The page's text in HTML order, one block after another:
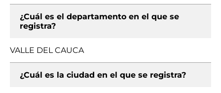
¿Cuál es el departamento en el que se
registra?
VALLE DEL CAUCA
¿Cuál es la ciudad en el que se registra?